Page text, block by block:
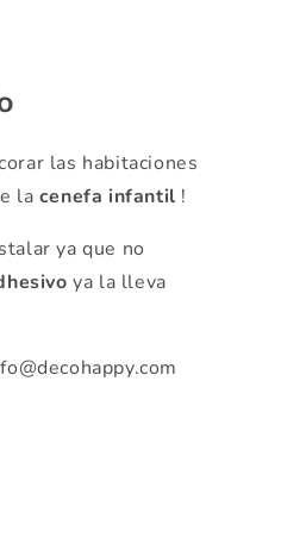
las habitaciones
la cenefa infantil !
ya que no
ya la lleva